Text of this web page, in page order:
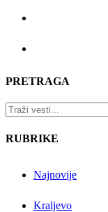
PRETRAGA
RUBRIKE
Najnovije
Kraljevo